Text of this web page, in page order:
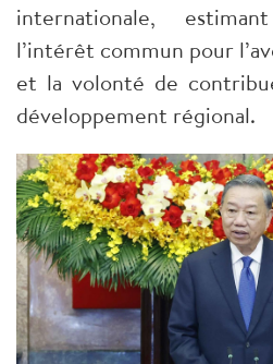
internationale,
l’intérêt commun pour
et la volonté de
développement régional.